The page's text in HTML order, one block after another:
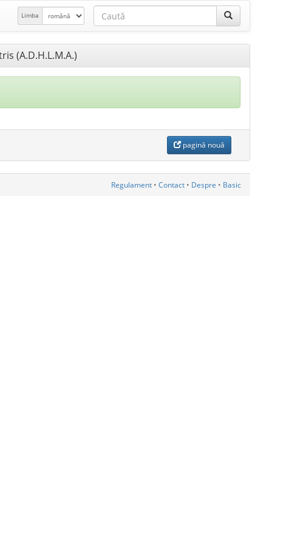
Limba
(A.D.H.L.M.A.)
pagină nouă
Regulament • Contact • Despre • Basic